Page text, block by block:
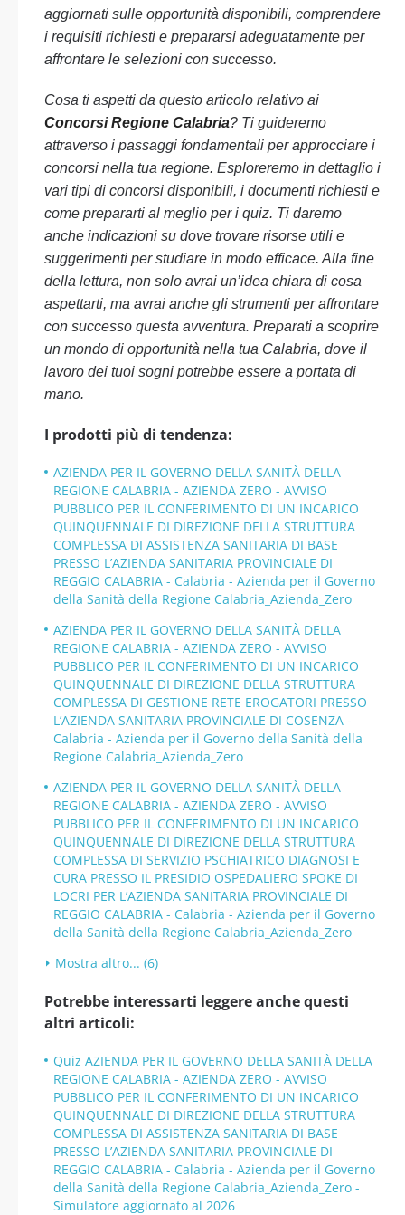
aggiornati sulle opportunità disponibili, comprendere
i requisiti richiesti e prepararsi adeguatamente per
affrontare le selezioni con successo.
Cosa ti aspetti da questo articolo relativo ai
Concorsi Regione Calabria? Ti guideremo
attraverso i passaggi fondamentali per approcciare i
concorsi nella tua regione. Esploreremo in dettaglio i
vari tipi di concorsi disponibili, i documenti richiesti e
come prepararti al meglio per i quiz. Ti daremo
anche indicazioni su dove trovare risorse utili e
suggerimenti per studiare in modo efficace. Alla fine
della lettura, non solo avrai un’idea chiara di cosa
aspettarti, ma avrai anche gli strumenti per affrontare
con successo questa avventura. Preparati a scoprire
un mondo di opportunità nella tua Calabria, dove il
lavoro dei tuoi sogni potrebbe essere a portata di
mano.
I prodotti più di tendenza:
AZIENDA PER IL GOVERNO DELLA SANITÀ DELLA
REGIONE CALABRIA - AZIENDA ZERO - AVVISO
PUBBLICO PER IL CONFERIMENTO DI UN INCARICO
QUINQUENNALE DI DIREZIONE DELLA STRUTTURA
COMPLESSA DI ASSISTENZA SANITARIA DI BASE
PRESSO L’AZIENDA SANITARIA PROVINCIALE DI
REGGIO CALABRIA - Calabria - Azienda per il Governo
della Sanità della Regione Calabria_Azienda_Zero
AZIENDA PER IL GOVERNO DELLA SANITÀ DELLA
REGIONE CALABRIA - AZIENDA ZERO - AVVISO
PUBBLICO PER IL CONFERIMENTO DI UN INCARICO
QUINQUENNALE DI DIREZIONE DELLA STRUTTURA
COMPLESSA DI GESTIONE RETE EROGATORI PRESSO
L’AZIENDA SANITARIA PROVINCIALE DI COSENZA -
Calabria - Azienda per il Governo della Sanità della
Regione Calabria_Azienda_Zero
AZIENDA PER IL GOVERNO DELLA SANITÀ DELLA
REGIONE CALABRIA - AZIENDA ZERO - AVVISO
PUBBLICO PER IL CONFERIMENTO DI UN INCARICO
QUINQUENNALE DI DIREZIONE DELLA STRUTTURA
COMPLESSA DI SERVIZIO PSCHIATRICO DIAGNOSI E
CURA PRESSO IL PRESIDIO OSPEDALIERO SPOKE DI
LOCRI PER L’AZIENDA SANITARIA PROVINCIALE DI
REGGIO CALABRIA - Calabria - Azienda per il Governo
della Sanità della Regione Calabria_Azienda_Zero
Mostra altro... (6)
Potrebbe interessarti leggere anche questi
altri articoli:
Quiz AZIENDA PER IL GOVERNO DELLA SANITÀ DELLA
REGIONE CALABRIA - AZIENDA ZERO - AVVISO
PUBBLICO PER IL CONFERIMENTO DI UN INCARICO
QUINQUENNALE DI DIREZIONE DELLA STRUTTURA
COMPLESSA DI ASSISTENZA SANITARIA DI BASE
PRESSO L’AZIENDA SANITARIA PROVINCIALE DI
REGGIO CALABRIA - Calabria - Azienda per il Governo
della Sanità della Regione Calabria_Azienda_Zero -
Simulatore aggiornato al 2026